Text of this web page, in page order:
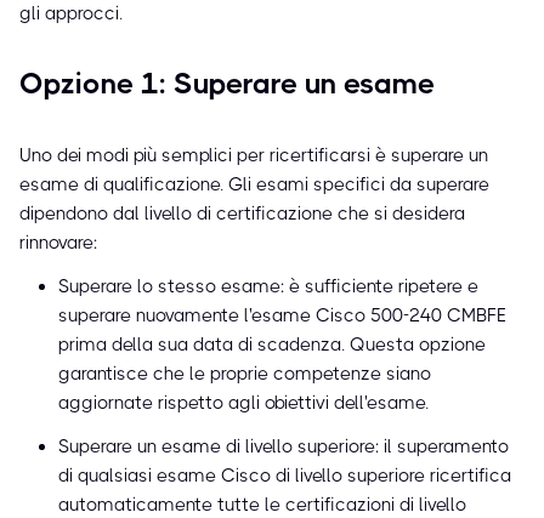
gli approcci.
Opzione 1: Superare un esame
Uno dei modi più semplici per ricertificarsi è superare un
esame di qualificazione. Gli esami specifici da superare
dipendono dal livello di certificazione che si desidera
rinnovare:
Superare lo stesso esame: è sufficiente ripetere e
superare nuovamente l'esame Cisco 500-240 CMBFE
prima della sua data di scadenza. Questa opzione
garantisce che le proprie competenze siano
aggiornate rispetto agli obiettivi dell'esame.
Superare un esame di livello superiore: il superamento
di qualsiasi esame Cisco di livello superiore ricertifica
automaticamente tutte le certificazioni di livello